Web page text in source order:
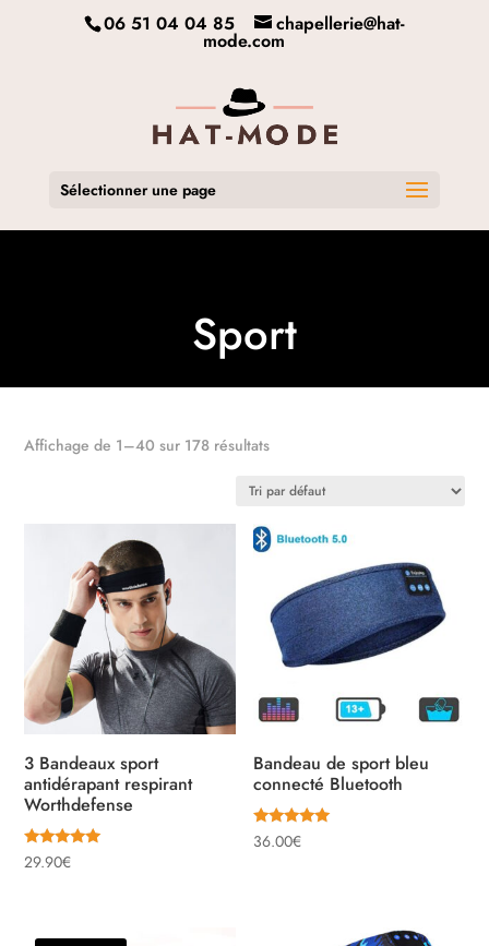
06 51 04 04 85 chapellerie@hat-
mode.com
Sélectionner une page
Sport
Affichage de 1–40 sur 178 résultats
3 Bandeaux sport
antidérapant respirant
Worthdefense
Note
5.00
29.90€
Bandeau de sport bleu
connecté Bluetooth
Note
5.00
36.00€